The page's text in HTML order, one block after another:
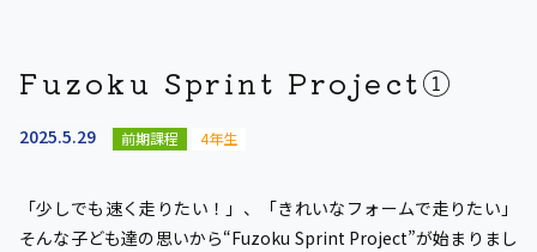
Fuzoku Sprint Project①
2025.5.29 前期課程 4年生
「少しでも速く走りたい！」、「きれいなフォームで走りたい」
そんな子ども達の思いから“Fuzoku Sprint Project”が始まりまし